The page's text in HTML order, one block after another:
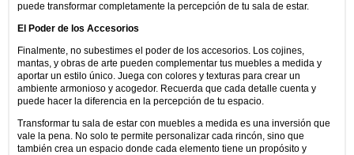
puede transformar completamente la percepción de tu sala de estar.
El Poder de los Accesorios
Finalmente, no subestimes el poder de los accesorios. Los cojines,
mantas, y obras de arte pueden complementar tus muebles a medida y
aportar un estilo único. Juega con colores y texturas para crear un
ambiente armonioso y acogedor. Recuerda que cada detalle cuenta y
puede hacer la diferencia en la percepción de tu espacio.
Transformar tu sala de estar con muebles a medida es una inversión que
vale la pena. No solo te permite personalizar cada rincón, sino que
también crea un espacio donde cada elemento tiene un propósito y